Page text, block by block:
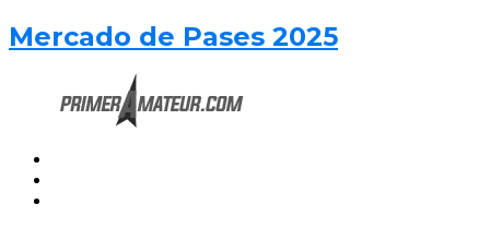
Mercado de Pases 2025